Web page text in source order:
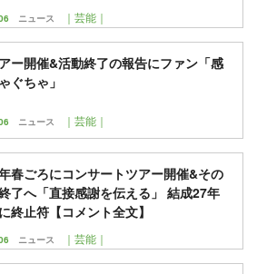
ニュース ｜芸能｜
ー開催&活動終了の報告にファン「感
ぐちゃ」
ニュース ｜芸能｜
春ごろにコンサートツアー開催&その
了へ「直接感謝を伝える」 結成27年
終止符【コメント全文】
ニュース ｜芸能｜